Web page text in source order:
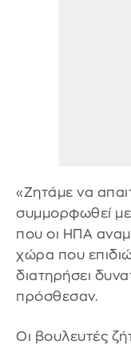
«Ζητάμε να
συμμορφωθεί με
που οι ΗΠΑ
χώρα που
διατηρήσει
πρόσθεσαν.
Οι βουλευτές